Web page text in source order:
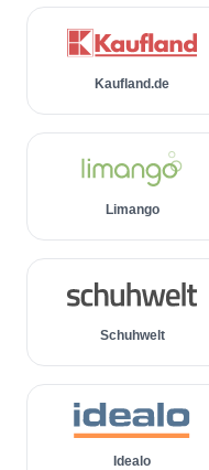
Kaufland.de
Limango
Schuhwelt
Idealo